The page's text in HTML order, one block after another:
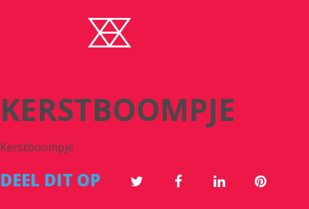
KERSTBOOMPJE
Kerstboompje
DEEL DIT OP